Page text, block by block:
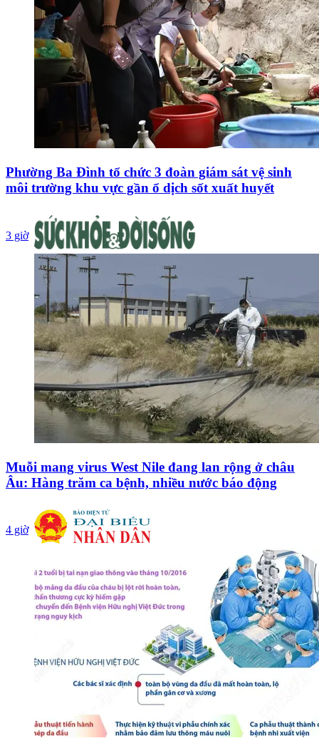
Phường Ba Đình tổ chức 3 đoàn giám sát vệ sinh
môi trường khu vực gần ổ dịch sốt xuất huyết
3 giờ
Muỗi mang virus West Nile đang lan rộng ở châu
Âu: Hàng trăm ca bệnh, nhiều nước báo động
4 giờ